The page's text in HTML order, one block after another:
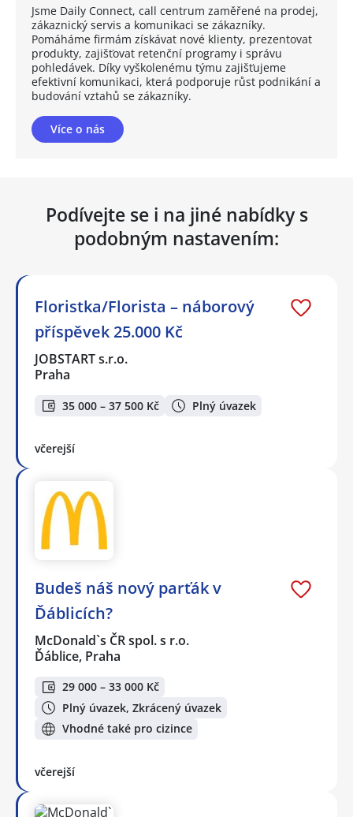
Jsme Daily Connect, call centrum zaměřené na prodej,
zákaznický servis a komunikaci se zákazníky.
Pomáháme firmám získávat nové klienty, prezentovat
produkty, zajišťovat retenční programy i správu
pohledávek. Díky vyškolenému týmu zajišťujeme
efektivní komunikaci, která podporuje růst podnikání a
budování vztahů se zákazníky.
Více o nás
Podívejte se i na jiné nabídky s
podobným nastavením:
Floristka/Florista – náborový
příspěvek 25.000 Kč
JOBSTART s.r.o.
Praha
35 000 – 37 500 Kč Plný úvazek
včerejší
Budeš náš nový parťák v
Ďáblicích?
McDonald`s ČR spol. s r.o.
Ďáblice, Praha
29 000 – 33 000 Kč
Plný úvazek, Zkrácený úvazek
Vhodné také pro cizince
včerejší